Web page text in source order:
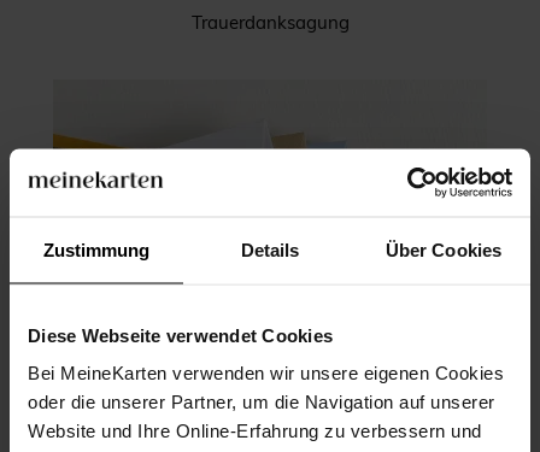
Zustimmung Details Über Cookies
Diese Webseite verwendet Cookies
Bei MeineKarten verwenden wir unsere eigenen Cookies
oder die unserer Partner, um die Navigation auf unserer
Website und Ihre Online-Erfahrung zu verbessern und
Trauerdanksagung